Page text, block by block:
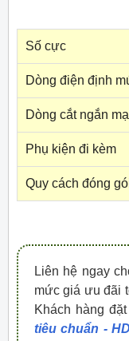
Số cực
Dòng điện định
Dòng cắt ngắn
Phụ kiện đi kèm
Quy cách đóng
Liên hệ ngay
mức giá ưu đãi
Khách hàng
tiêu chuẩn -